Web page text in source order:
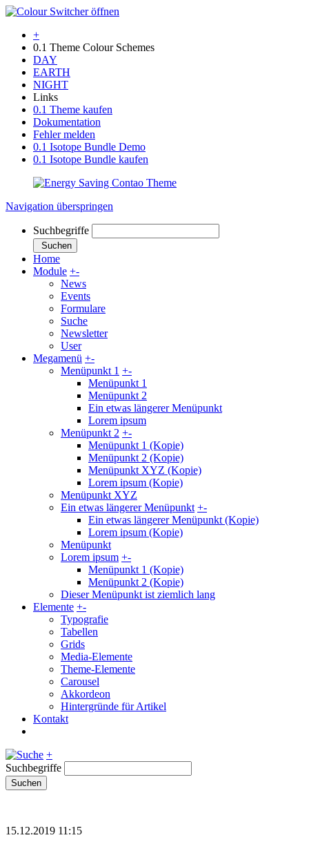
+
0.1 Theme Colour Schemes
DAY
EARTH
NIGHT
Links
0.1 Theme kaufen
Dokumentation
Fehler melden
0.1 Isotope Bundle Demo
0.1 Isotope Bundle kaufen
Navigation überspringen
Suchbegriffe
Suchen
Home
Module +-
News
Events
Formulare
Suche
Newsletter
User
Megamenü +-
Menüpunkt 1 +-
Menüpunkt 1
Menüpunkt 2
Ein etwas längerer Menüpunkt
Lorem ipsum
Menüpunkt 2 +-
Menüpunkt 1 (Kopie)
Menüpunkt 2 (Kopie)
Menüpunkt XYZ (Kopie)
Lorem ipsum (Kopie)
Menüpunkt XYZ
Ein etwas längerer Menüpunkt +-
Ein etwas längerer Menüpunkt (Kopie)
Lorem ipsum (Kopie)
Menüpunkt
Lorem ipsum +-
Menüpunkt 1 (Kopie)
Menüpunkt 2 (Kopie)
Dieser Menüpunkt ist ziemlich lang
Elemente +-
Typografie
Tabellen
Grids
Media-Elemente
Theme-Elemente
Carousel
Akkordeon
Hintergründe für Artikel
Kontakt
+
Suchbegriffe
Suchen
15.12.2019 11:15